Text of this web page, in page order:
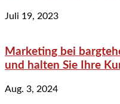
Juli 19, 2023
Marketing bei
und halten Sie Ihre
Aug. 3, 2024